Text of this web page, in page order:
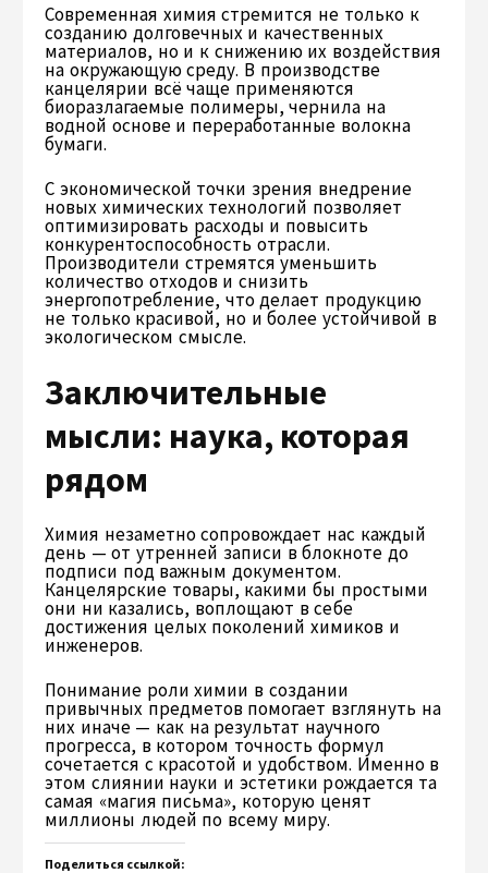
Современная химия стремится не только к
созданию долговечных и качественных
материалов, но и к снижению их воздействия
на окружающую среду. В производстве
канцелярии всё чаще применяются
биоразлагаемые полимеры, чернила на
водной основе и переработанные волокна
бумаги.
С экономической точки зрения внедрение
новых химических технологий позволяет
оптимизировать расходы и повысить
конкурентоспособность отрасли.
Производители стремятся уменьшить
количество отходов и снизить
энергопотребление, что делает продукцию
не только красивой, но и более устойчивой в
экологическом смысле.
Заключительные
мысли: наука, которая
рядом
Химия незаметно сопровождает нас каждый
день — от утренней записи в блокноте до
подписи под важным документом.
Канцелярские товары, какими бы простыми
они ни казались, воплощают в себе
достижения целых поколений химиков и
инженеров.
Понимание роли химии в создании
привычных предметов помогает взглянуть на
них иначе — как на результат научного
прогресса, в котором точность формул
сочетается с красотой и удобством. Именно в
этом слиянии науки и эстетики рождается та
самая «магия письма», которую ценят
миллионы людей по всему миру.
Поделиться ссылкой: